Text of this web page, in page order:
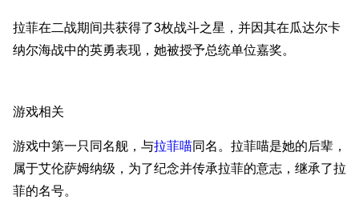
拉菲在二战期间共获得了3枚战斗之星，并因其在瓜达尔卡
纳尔海战中的英勇表现，她被授予总统单位嘉奖。
游戏相关
游戏中第一只同名舰，与拉菲喵同名。拉菲喵是她的后辈，
属于艾伦萨姆纳级，为了纪念并传承拉菲的意志，继承了拉
菲的名号。